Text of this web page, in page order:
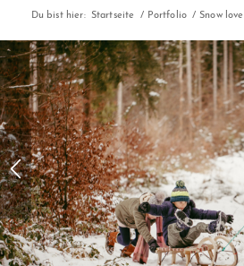
Du bist hier: Startseite / Portfolio / Snow love